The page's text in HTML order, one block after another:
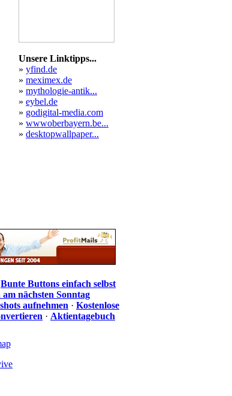
Unsere Linktipps...
» yfind.de
» meximex.de
» mythologie-antik...
» eybel.de
» godigital-media.com
» wwwoberbayern.be...
» desktopwallpaper...
Bunte Buttons einfach selbst
nächsten Sonntag
aufnehmen · Kostenlose
· Aktientagebuch